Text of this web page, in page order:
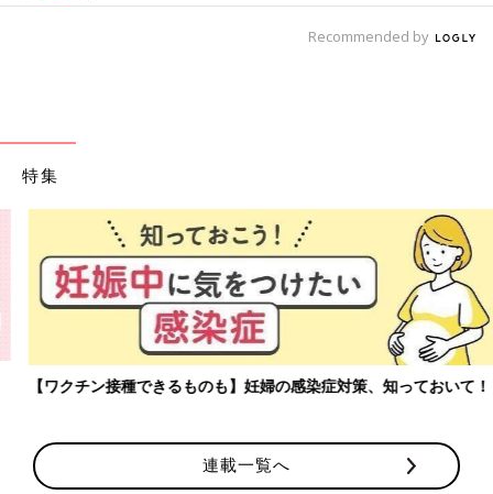
Recommended by
特集
【ワクチン接種できるものも】妊婦の感染症対策、知っておいて！
連載一覧へ